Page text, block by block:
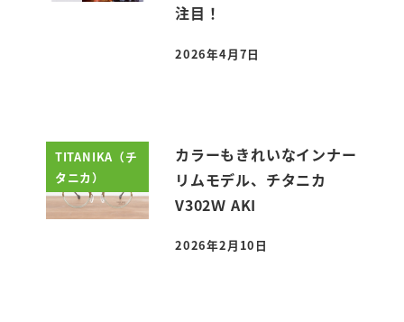
注目！
投稿日
2026年4月7日
TITANIKA（チ
タニカ）
カラーもきれいなインナー
リムモデル、チタニカ
V302Ｗ AKI
投稿日
2026年2月10日